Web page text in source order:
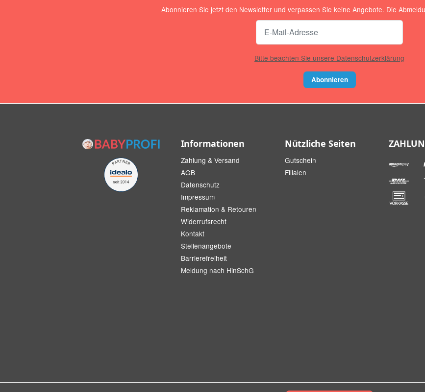
Abonnieren Sie jetzt den Newsletter und verpassen Sie keine Angebote. Die
Bitte beachten Sie unsere Datenschutzerklärung
Abonnieren
Informationen
Zahlung & Versand
AGB
Datenschutz
Impressum
Reklamation & Retouren
Widerrufsrecht
Kontakt
Stellenangebote
Barrierefreiheit
Meldung nach HinSchG
Nützliche Seiten
Gutschein
Filialen